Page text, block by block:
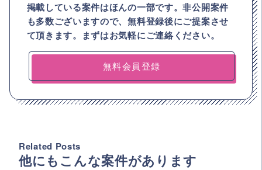
掲載している案件はほんの一部です。非公開案件
も多数ございますので、無料登録後にご提案させ
て頂きます。まずはお気軽にご連絡ください。
無料会員登録
Related Posts
他にもこんな案件があります